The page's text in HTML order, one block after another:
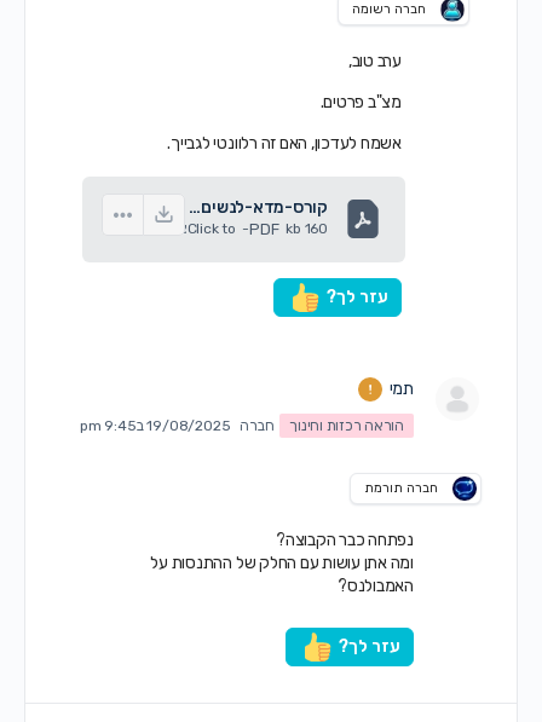
חברה רשומה
ערב טוב,
מצ"ב פרטים.
אשמח לעדכון, האם זה רלוונטי לגבייך.
קורס-מדא-לנשים-2025.pdf
160 kb
PDF
-
Click toצפיה
עזר לך?
תמי
הוראה רכזות וחינוך חברה 19/08/2025 ב9:45 pm
חברה תורמת
נפתחה כבר הקבוצה?
ומה אתן עושות עם החלק של ההתנסות על
האמבולנס?
עזר לך?